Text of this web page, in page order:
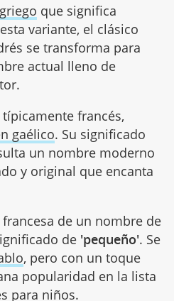
que significa
variante, el clásico
se transforma para
actual lleno de
francés,
gaélico. Su significado
un nombre moderno
y original que encanta
francesa de un nombre de
de 'pequeño'. Se
, pero con un toque
popularidad en la lista
para niños.